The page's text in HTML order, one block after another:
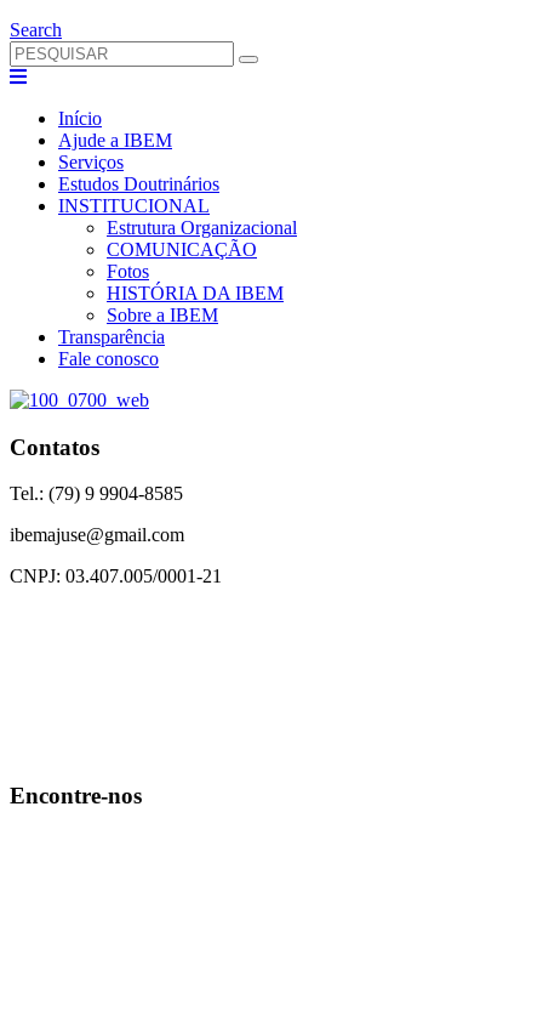
Search
Início
Ajude a IBEM
Serviços
Estudos Doutrinários
INSTITUCIONAL
Estrutura Organizacional
COMUNICAÇÃO
Fotos
HISTÓRIA DA IBEM
Sobre a IBEM
Transparência
Fale conosco
Contatos
Tel.: (79) 9 9904-8585
ibemajuse@gmail.com
CNPJ: 03.407.005/0001-21
Encontre-nos